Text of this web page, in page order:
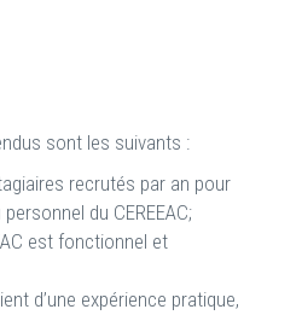
sont les suivants :
recrutés par an pour
du CEREEAC;
est fonctionnel et
d’une expérience pratique,